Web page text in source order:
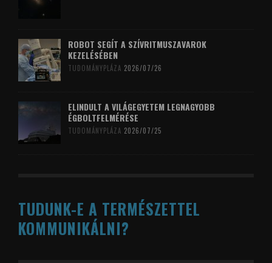
ROBOT SEGÍT A SZÍVRITMUSZAVAROK
KEZELÉSÉBEN
TUDOMÁNYPLÁZA 2026/07/26
ELINDULT A VILÁGEGYETEM LEGNAGYOBB
ÉGBOLTFELMÉRÉSE
TUDOMÁNYPLÁZA 2026/07/25
TUDUNK-E A TERMÉSZETTEL
KOMMUNIKÁLNI?